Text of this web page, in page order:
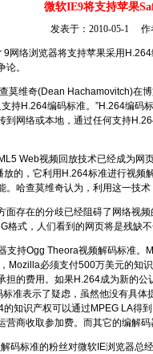
微软IE9将支持苹果
发表于：2010-05-1 作
络浏览器将支持苹果采用H.264
。
维奇(Dean Hachamovitch)在博
持H.264编码标准。”H.264编码
到网络或本地，通过任何支持
Web视频回放技术已经成为网
的，它利用H.264标准进行视频
哈查莫维奇认为，利用这一技术
存在的分歧已经阻碍了网络视频
格式，人们看到的网页将是残缺不
持Ogg Theora视频解码标准。
Mozilla必须支付500万美元的知
担的费用。如果H.264成为新的
准表示了疑虑，虽然他没有具
知识产权可以通过MPEG LA得
营商收取参加费。而其它的编解
标准的粉丝对微软IE浏览器总